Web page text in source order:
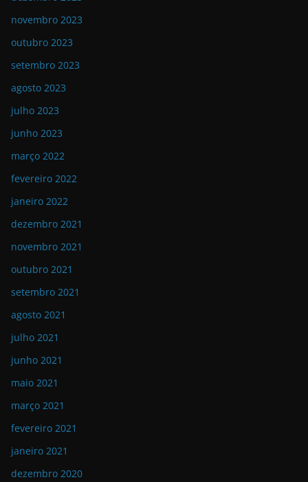
novembro 2023
outubro 2023
setembro 2023
agosto 2023
julho 2023
junho 2023
março 2022
fevereiro 2022
janeiro 2022
dezembro 2021
novembro 2021
outubro 2021
setembro 2021
agosto 2021
julho 2021
junho 2021
maio 2021
março 2021
fevereiro 2021
janeiro 2021
dezembro 2020